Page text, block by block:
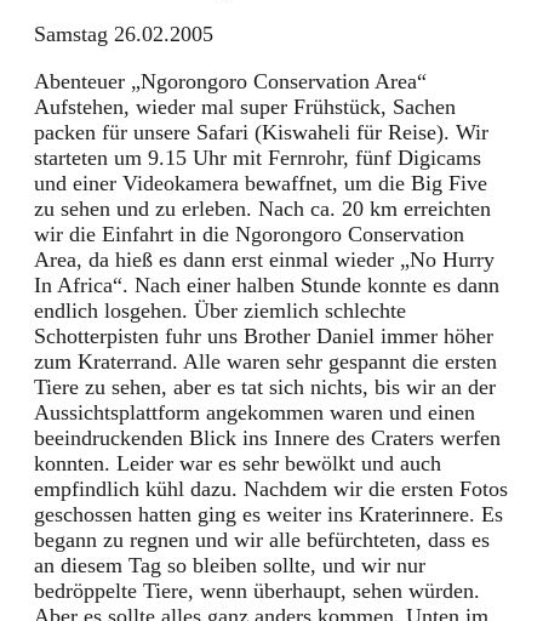
Samstag 26.02.2005
Abenteuer „Ngorongoro Conservation Area“
Aufstehen, wieder mal super Frühstück, Sachen
packen für unsere Safari (Kiswaheli für Reise). Wir
starteten um 9.15 Uhr mit Fernrohr, fünf Digicams
und einer Videokamera bewaffnet, um die Big Five
zu sehen und zu erleben. Nach ca. 20 km erreichten
wir die Einfahrt in die Ngorongoro Conservation
Area, da hieß es dann erst einmal wieder „No Hurry
In Africa“. Nach einer halben Stunde konnte es dann
endlich losgehen. Über ziemlich schlechte
Schotterpisten fuhr uns Brother Daniel immer höher
zum Kraterrand. Alle waren sehr gespannt die ersten
Tiere zu sehen, aber es tat sich nichts, bis wir an der
Aussichtsplattform angekommen waren und einen
beeindruckenden Blick ins Innere des Craters werfen
konnten. Leider war es sehr bewölkt und auch
empfindlich kühl dazu. Nachdem wir die ersten Fotos
geschossen hatten ging es weiter ins Kraterinnere. Es
begann zu regnen und wir alle befürchteten, dass es
an diesem Tag so bleiben sollte, und wir nur
bedröppelte Tiere, wenn überhaupt, sehen würden.
Aber es sollte alles ganz anders kommen. Unten im